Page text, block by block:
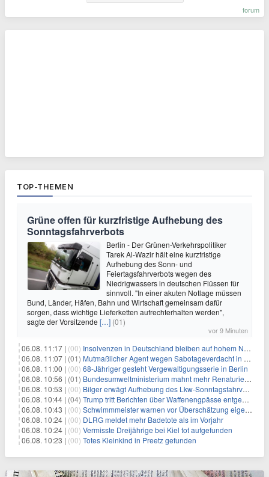
forum
TOP-THEMEN
Grüne offen für kurzfristige Aufhebung des
Sonntagsfahrverbots
Berlin - Der Grünen-Verkehrspolitiker
Tarek Al-Wazir hält eine kurzfristige
Aufhebung des Sonn- und
Feiertagsfahrverbots wegen des
Niedrigwassers in deutschen Flüssen für
sinnvoll. "In einer akuten Notlage müssen
Bund, Länder, Häfen, Bahn und Wirtschaft gemeinsam dafür
sorgen, dass wichtige Lieferketten aufrechterhalten werden",
sagte der Vorsitzende […] (01)
vor 9 Minuten
06.08. 11:17 | (00) Insolvenzen in Deutschland bleiben auf hohem Niveau
06.08. 11:07 | (01) Mutmaßlicher Agent wegen Sabotageverdacht in Thüringen festgenommen
06.08. 11:00 | (00) 68-Jähriger gesteht Vergewaltigungsserie in Berlin
06.08. 10:56 | (01) Bundesumweltministerium mahnt mehr Renaturierung an
06.08. 10:53 | (00) Bilger erwägt Aufhebung des Lkw-Sonntagsfahrverbots
06.08. 10:44 | (04) Trump tritt Berichten über Waffenengpässe entgegen und droht
06.08. 10:43 | (00) Schwimmmeister warnen vor Überschätzung eigener Fähigkeiten
06.08. 10:24 | (00) DLRG meldet mehr Badetote als im Vorjahr
06.08. 10:24 | (00) Vermisste Dreijährige bei Kiel tot aufgefunden
06.08. 10:23 | (00) Totes Kleinkind in Preetz gefunden